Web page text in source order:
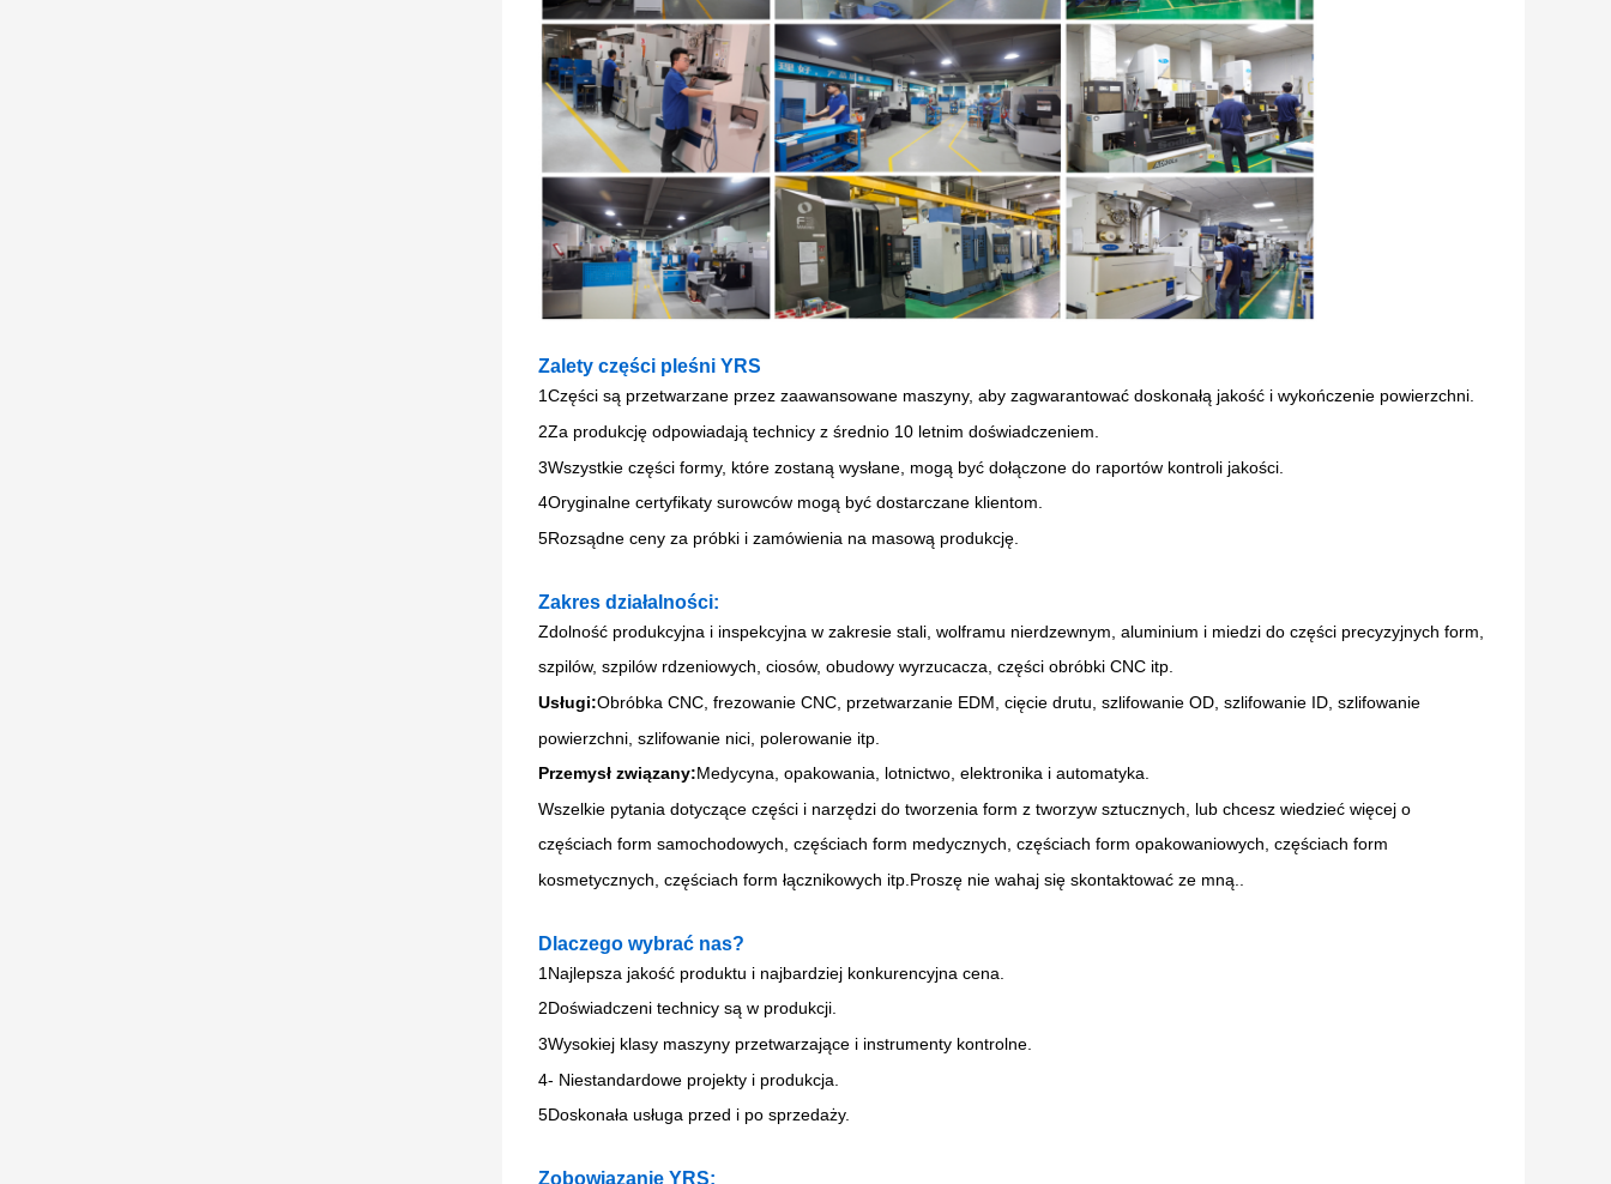
Zalety części pleśni YRS
1Części są przetwarzane przez zaawansowane maszyny, aby zagwarantować doskonałą jakość i wykończenie powierzchni.
2Za produkcję odpowiadają technicy z średnio 10 letnim doświadczeniem.
3Wszystkie części formy, które zostaną wysłane, mogą być dołączone do raportów kontroli jakości.
4Oryginalne certyfikaty surowców mogą być dostarczane klientom.
5Rozsądne ceny za próbki i zamówienia na masową produkcję.
Zakres działalności:
Zdolność produkcyjna i inspekcyjna w zakresie stali, wolframu nierdzewnym, aluminium i miedzi do części precyzyjnych form,
szpilów, szpilów rdzeniowych, ciosów, obudowy wyrzucacza, części obróbki CNC itp.
Usługi:Obróbka CNC, frezowanie CNC, przetwarzanie EDM, cięcie drutu, szlifowanie OD, szlifowanie ID, szlifowanie
powierzchni, szlifowanie nici, polerowanie itp.
Przemysł związany:Medycyna, opakowania, lotnictwo, elektronika i automatyka.
Wszelkie pytania dotyczące części i narzędzi do tworzenia form z tworzyw sztucznych, lub chcesz wiedzieć więcej o
częściach form samochodowych, częściach form medycznych, częściach form opakowaniowych, częściach form
kosmetycznych, częściach form łącznikowych itp.Proszę nie wahaj się skontaktować ze mną..
Dlaczego wybrać nas?
1Najlepsza jakość produktu i najbardziej konkurencyjna cena.
2Doświadczeni technicy są w produkcji.
3Wysokiej klasy maszyny przetwarzające i instrumenty kontrolne.
4- Niestandardowe projekty i produkcja.
5Doskonała usługa przed i po sprzedaży.
Zobowiązanie YRS: